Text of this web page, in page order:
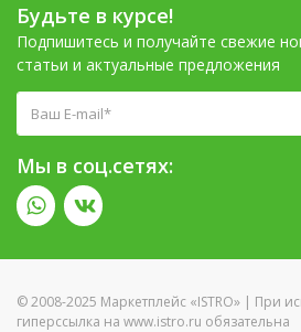
Будьте в курсе!
Подпишитесь и получайте свежие
статьи и актуальные предложения
Мы в соц.сетях:
© 2008-2025 Маркетплейс «ISTRO» | При
гиперссылка на www.istro.ru обязательна